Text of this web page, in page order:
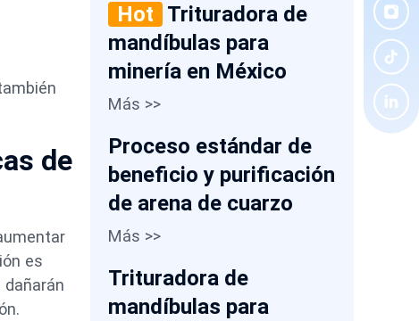
de
es
Hot
Trituradora de
mandíbulas para
minería en México
Más >>
Proceso estándar de
beneficio y purificación
de arena de cuarzo
Más >>
Trituradora de
mandíbulas para